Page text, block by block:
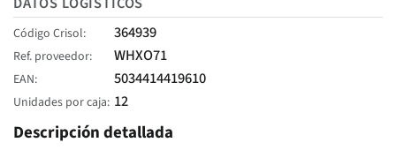
Código Crisol 364939
Ref. proveedor WHXO71
EAN 5034414419610
Unidades por caja 12
Descripción detallada